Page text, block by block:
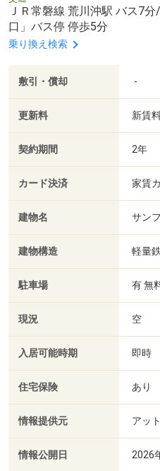
ＪＲ常磐線 荒川沖駅 バス7
口」バス停 停歩5分
乗り換え検索
敷引・償却 -
更新料 新賃
契約期間 2年
カード決済 家賃
建物名 サン
建物構造 軽量
駐車場 有 無
現況 空
入居可能時期 即時
住宅保険 あり
情報提供元 アッ
情報公開日 2026